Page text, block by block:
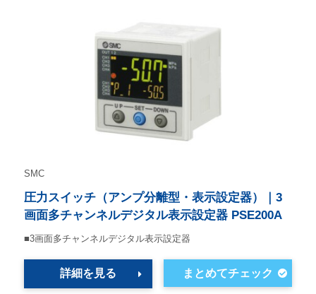
SMC
圧力スイッチ（アンプ分離型・表示設定器）｜3
画面多チャンネルデジタル表示設定器 PSE200A
■3画面多チャンネルデジタル表示設定器
詳細を見る